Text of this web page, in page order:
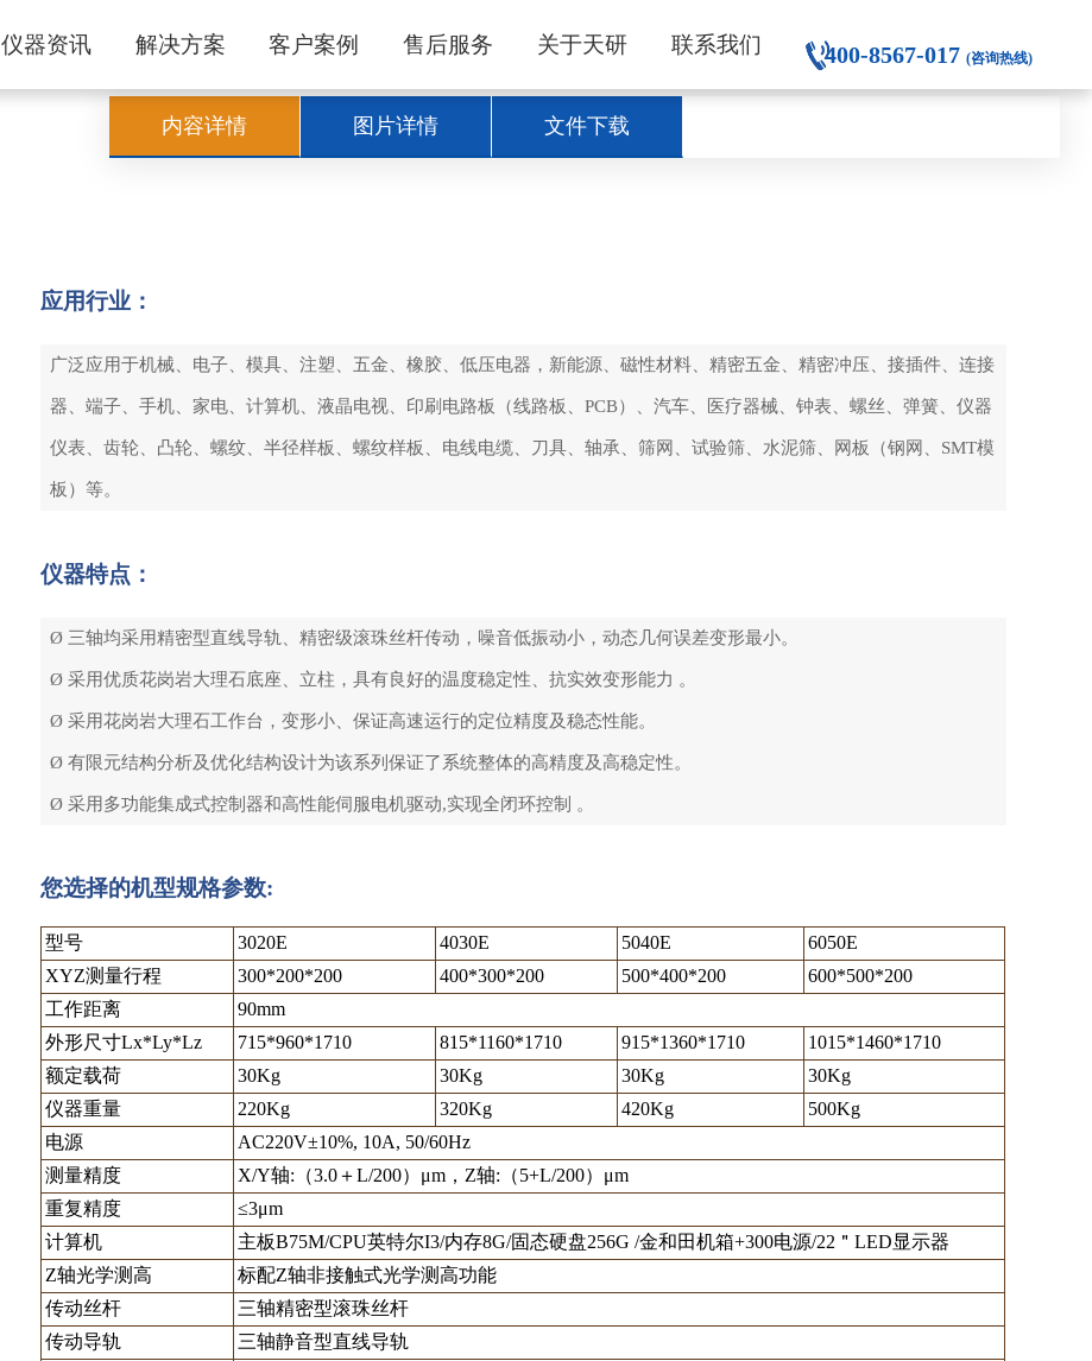
仪器资讯 解决方案 客户案例 售后服务 关于天研 联系我们 400-8567-017 (咨询热线)
内容详情 图片详情 文件下载
应用行业：
广泛应用于机械、电子、模具、注塑、五金、橡胶、低压电器，新能源、磁性材料、精密五金、精密冲压、接插件、连接
器、端子、手机、家电、计算机、液晶电视、印刷电路板（线路板、PCB）、汽车、医疗器械、钟表、螺丝、弹簧、仪器
仪表、齿轮、凸轮、螺纹、半径样板、螺纹样板、电线电缆、刀具、轴承、筛网、试验筛、水泥筛、网板（钢网、SMT模
板）等。
仪器特点：
Ø 三轴均采用精密型直线导轨、精密级滚珠丝杆传动，噪音低振动小，动态几何误差变形最小。
Ø 采用优质花岗岩大理石底座、立柱，具有良好的温度稳定性、抗实效变形能力 。
Ø 采用花岗岩大理石工作台，变形小、保证高速运行的定位精度及稳态性能。
Ø 有限元结构分析及优化结构设计为该系列保证了系统整体的高精度及高稳定性。
Ø 采用多功能集成式控制器和高性能伺服电机驱动,实现全闭环控制 。
您选择的机型规格参数:
型号 3020E 4030E 5040E
6050E
XYZ测量行程
300*200*200 400*300*200 500*400*200
600*500*200
工作距离
90mm
外形尺寸Lx*Ly*Lz
715*960*1710 815*1160*1710 915*1360*1710
1015*1460*1710
额定载荷
30Kg 30Kg 30Kg
30Kg
仪器重量
220Kg 320Kg 420Kg
500Kg
电源
AC220V±10%, 10A, 50/60Hz
测量精度
X/Y轴:（3.0＋L/200）μm，Z轴:（5+L/200）μm
重复精度
≤3μm
计算机
主板B75M/CPU英特尔I3/内存8G/固态硬盘256G /金和田机箱+300电源/22＂LED显示器
Z轴光学测高
标配Z轴非接触式光学测高功能
传动丝杆
三轴精密型滚珠丝杆
传动导轨
三轴静音型直线导轨